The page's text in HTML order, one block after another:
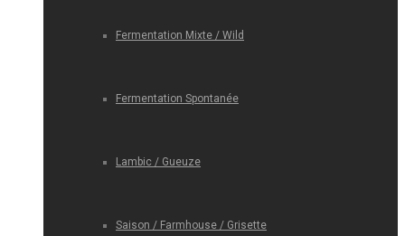
Fermentation Mixte / Wild
Fermentation Spontanée
Lambic / Gueuze
Saison / Farmhouse / Grisette